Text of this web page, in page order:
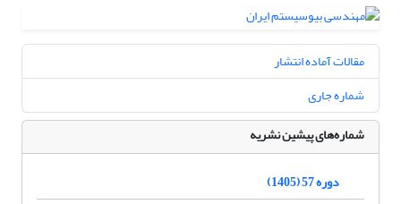
مقالات آماده انتشار
شماره جاری
شماره‌های پیشین نشریه
دوره 57 (1405)